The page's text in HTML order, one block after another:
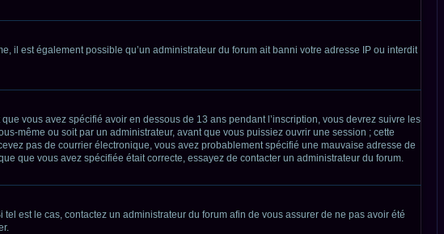
il est également possible qu’un administrateur du forum ait banni votre adresse IP ou interdit
vous avez spécifié avoir en dessous de 13 ans pendant l’inscription, vous devrez suivre les
même ou soit par un administrateur, avant que vous puissiez ouvrir une session ; cette
pas de courrier électronique, vous avez probablement spécifié une mauvaise adresse de
que vous avez spécifiée était correcte, essayez de contacter un administrateur du forum.
est le cas, contactez un administrateur du forum afin de vous assurer de ne pas avoir été